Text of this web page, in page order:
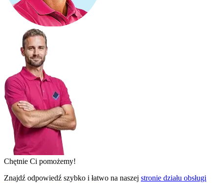
Chętnie Ci pomożemy!
Znajdź odpowiedź szybko i łatwo na naszej stronie działu obsługi